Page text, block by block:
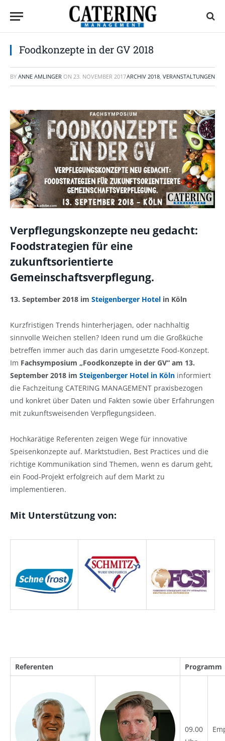
Foodkonzepte in der GV 2018
BY ANNE AMLINGER ON 23. NOVEMBER 2017ARCHIV 2018, VERANSTALTUNGEN
Verpflegungskonzepte neu gedacht:
Foodstrategien für eine
zukunftsorientierte
Gemeinschaftsverpflegung.
13. September 2018 im Steigenberger Hotel in Köln
Kurzfristigen Trends hinterherjagen, oder nachhaltig
sinnvolle Weichen stellen? Ideen rund um die Großküche
betreffen immer auch das darin umgesetzte Food-Konzept.
Im Fachsymposium „Foodkonzepte in der GV“ am 13.
September 2018 im Steigenberger Hotel in Köln informiert
die Fachzeitung CATERING MANAGEMENT praxisbezogen
und konkret über Daten und Fakten sowie über Erfahrungen
mit zukunftsweisenden Verpflegungsideen.
Hochkarätige Referenten zeigen Wege für innovative
Speisenkonzepte auf. Marktstudien, Best Practices und die
richtige Kommunikation sind Themen, wenn es darum geht,
ein Food-Projekt erfolgreich auf dem Markt zu
implementieren.
Mit Unterstützung von:
Referenten Programm
09.00